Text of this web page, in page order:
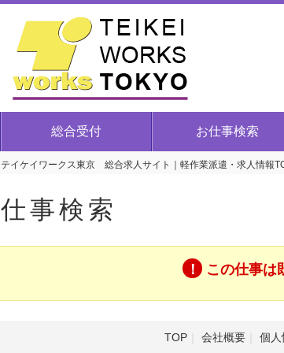
総合受付 お仕事検索
テイケイワークス東京 総合求人サイト｜軽作業派遣・求人情報
仕事検索
この仕事は
TOP 会社概要 個人